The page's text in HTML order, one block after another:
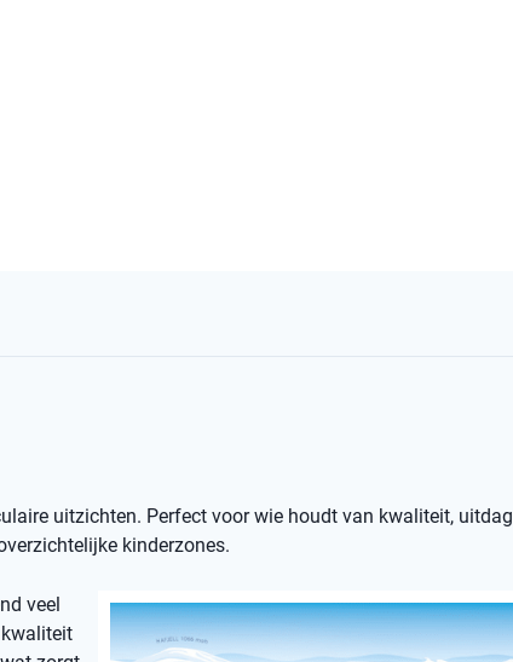
uitzichten. Perfect voor wie houdt van kwaliteit,
kinderzones.
veel